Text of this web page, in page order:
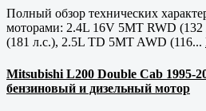
Полный обзор технических
моторами: 2.4L 16V 5MT RWD
(181 л.с.), 2.5L TD 5MT AWD (116...
Mitsubishi L200 Double Cab 1995-
бензиновый и дизельный мотор